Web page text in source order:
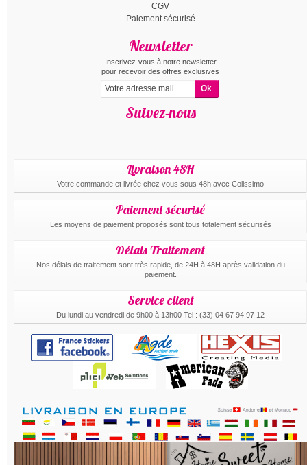
CGV
Paiement sécurisé
Newsletter
Inscrivez-vous à notre newsletter
pour recevoir des offres exclusives
Suivez-nous
Livraison 48H
Votre commande et livrée chez vous sous 48h avec Colissimo
Paiement sécurisé
Les moyens de paiement proposés sont tous totalement sécurisés
Délais Traitement
Nos délais de traitement sont très rapide, de 24H à 48H après validation du
paiement.
Service client
Du lundi au vendredi de 9h00 à 13h00 Tel : (33) 04 67 94 97 12